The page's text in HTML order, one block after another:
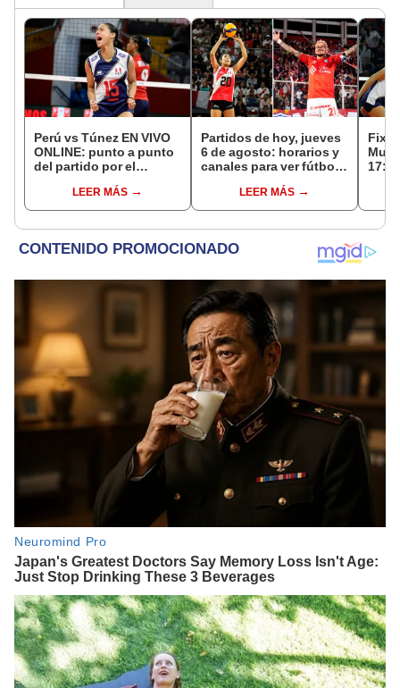
Perú vs Túnez EN VIVO
ONLINE: punto a punto
del partido por el
Vóley 2026LEER MÁS
Partidos de hoy, jueves
6 de agosto: horarios y
canales para ver fútbol
LEER MÁS
17: